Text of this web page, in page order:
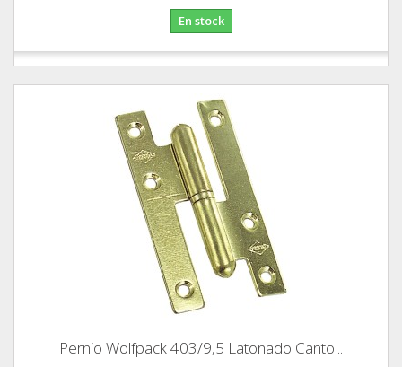
En stock
Pernio Wolfpack 403/9,5 Latonado Canto...